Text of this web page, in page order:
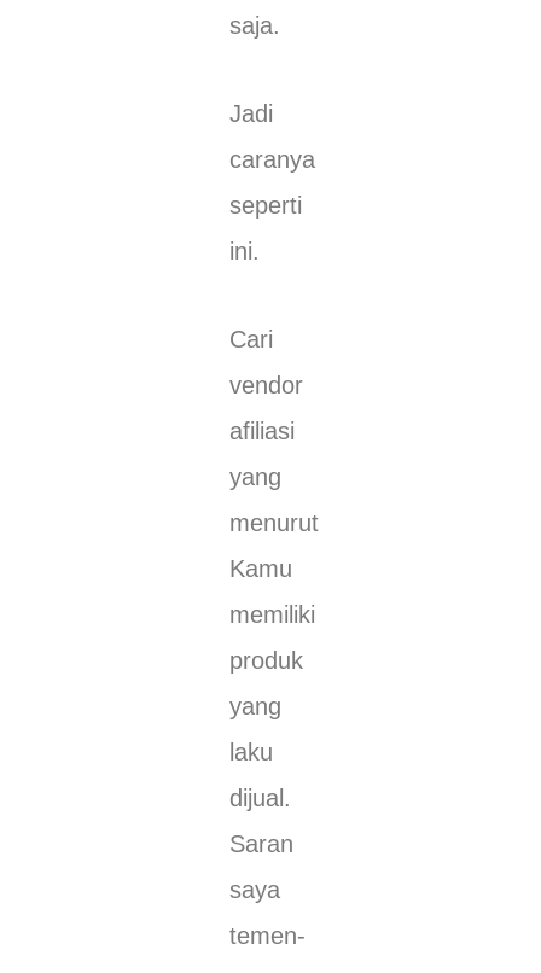
saja.
Jadi
caranya
seperti
ini.
Cari
vendor
afiliasi
yang
menurut
Kamu
memiliki
produk
yang
laku
dijual.
Saran
saya
temen-